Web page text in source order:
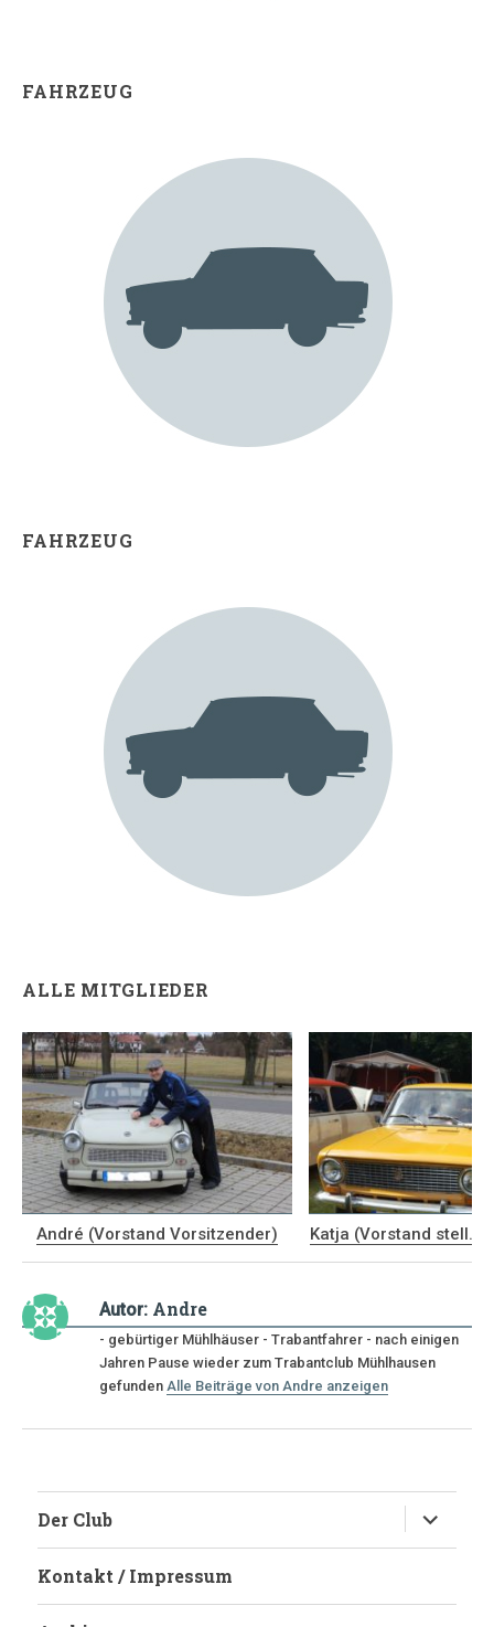
FAHRZEUG
FAHRZEUG
ALLE MITGLIEDER
André (Vorstand Vorsitzender) Katja (Vorstand stell.
Autor: Andre
- gebürtiger Mühlhäuser - Trabantfahrer - nach einigen
Jahren Pause wieder zum Trabantclub Mühlhausen
gefundenAlle Beiträge von Andre anzeigen
Der Club
anzeigen
Kontakt / Impressum